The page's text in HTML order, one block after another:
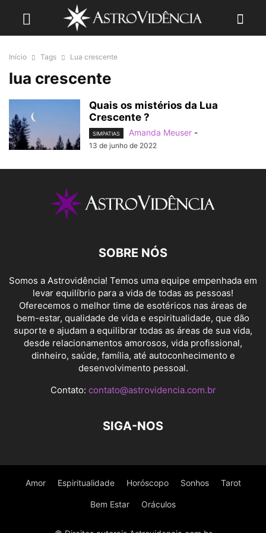
Início Tags Lua crescente
lua crescente
Quais os mistérios da Lua
Crescente ?
SIMPATIAS Amanda Meuser -
13 de junho de 2022
SOBRE NÓS
Somos a Astrovidência! Temos uma equipe empenhada em
levar equilíbrio para a vida de todas as pessoas!
Oferecemos o melhor time de esotéricos nas áreas de
bem-estar, qualidade de vida e espiritualidade, que dão
suporte e ajudam a equilibrar todas as áreas de sua vida,
desde relacionamentos amorosos, vida profissional,
dinheiro, saúde, família, até autoconhecimento e
desenvolvimento pessoal.
Contato: contato@astrovidencia.com.br
SIGA-NOS
Amor Espiritualidade Horóscopo Sonhos Tarot
Bem Estar Oráculos